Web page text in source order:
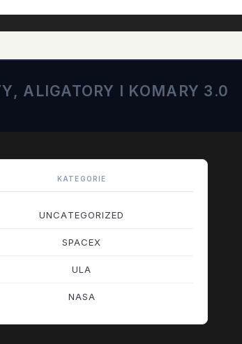
ALIGATORY I KOMARY 3.0
KATEGORIE
UNCATEGORIZED
SPACEX
ULA
NASA